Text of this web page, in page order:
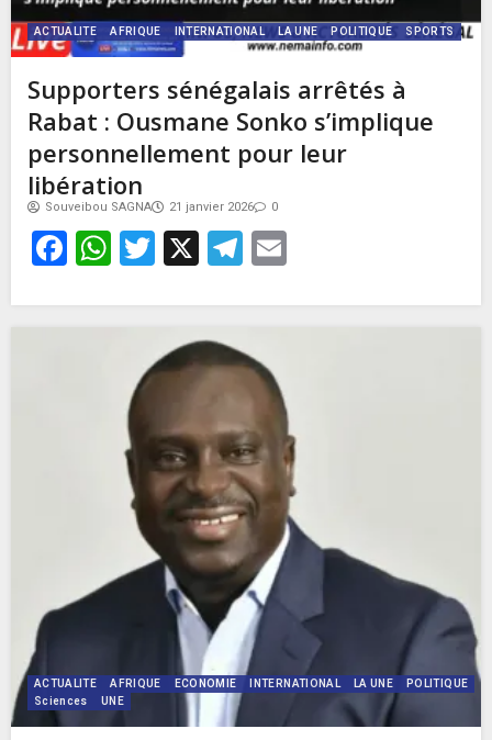
ACTUALITE AFRIQUE INTERNATIONAL LA UNE POLITIQUE SPORTS
Supporters sénégalais arrêtés à
Rabat : Ousmane Sonko s’implique
personnellement pour leur
libération
Souveibou SAGNA 21 janvier 2026 0
Facebook
WhatsApp
Twitter
X Telegram
ACTUALITE AFRIQUE ECONOMIE INTERNATIONAL LA UNE
POLITIQUE
Sciences
UNE